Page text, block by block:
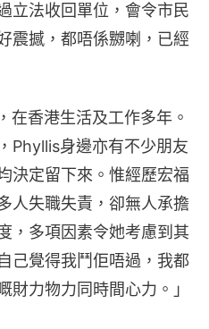
立法收回單位，會令市民
震撼，都唔係嬲喇，已經
在香港生活及工作多年。
Phyllis身邊亦有不少朋友
決定留下來。惟經歷宏福
人失職失責，卻無人承擔
，多項因素令她考慮到其
己覺得我鬥佢唔過，我都
財力物力同時間心力。」